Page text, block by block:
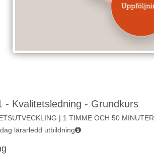
- Kvalitetsledning - Grundkurs
| 1 TIMME OCH 50 MINUTER
lärarledd utbildning